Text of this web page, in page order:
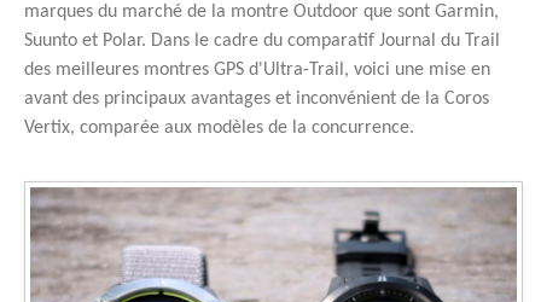
marques du marché de la montre Outdoor que sont Garmin,
Suunto et Polar. Dans le cadre du comparatif Journal du Trail
des meilleures montres GPS d'Ultra-Trail, voici une mise en
avant des principaux avantages et inconvénient de la Coros
Vertix, comparée aux modèles de la concurrence.